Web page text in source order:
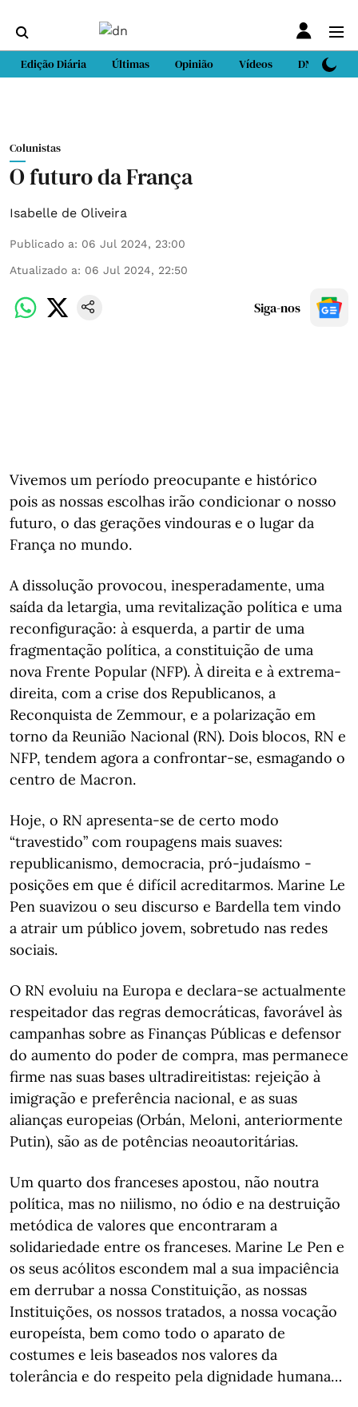
Edição Diária Últimas Opinião Vídeos DN Sport
Colunistas
O futuro da França
Isabelle de Oliveira
Publicado a: 06 Jul 2024, 23:00
Atualizado a: 06 Jul 2024, 22:50
Siga-nos
Vivemos um período preocupante e histórico
pois as nossas escolhas irão condicionar o nosso
futuro, o das gerações vindouras e o lugar da
França no mundo.
A dissolução provocou, inesperadamente, uma
saída da letargia, uma revitalização política e uma
reconfiguração: à esquerda, a partir de uma
fragmentação política, a constituição de uma
nova Frente Popular (NFP). À direita e à extrema-
direita, com a crise dos Republicanos, a
Reconquista de Zemmour, e a polarização em
torno da Reunião Nacional (RN). Dois blocos, RN e
NFP, tendem agora a confrontar-se, esmagando o
centro de Macron.
Hoje, o RN apresenta-se de certo modo
“travestido” com roupagens mais suaves:
republicanismo, democracia, pró-judaísmo -
posições em que é difícil acreditarmos. Marine Le
Pen suavizou o seu discurso e Bardella tem vindo
a atrair um público jovem, sobretudo nas redes
sociais.
O RN evoluiu na Europa e declara-se actualmente
respeitador das regras democráticas, favorável às
campanhas sobre as Finanças Públicas e defensor
do aumento do poder de compra, mas permanece
firme nas suas bases ultradireitistas: rejeição à
imigração e preferência nacional, e as suas
alianças europeias (Orbán, Meloni, anteriormente
Putin), são as de potências neoautoritárias.
Um quarto dos franceses apostou, não noutra
política, mas no niilismo, no ódio e na destruição
metódica de valores que encontraram a
solidariedade entre os franceses. Marine Le Pen e
os seus acólitos escondem mal a sua impaciência
em derrubar a nossa Constituição, as nossas
Instituições, os nossos tratados, a nossa vocação
europeísta, bem como todo o aparato de
costumes e leis baseados nos valores da
tolerância e do respeito pela dignidade humana…